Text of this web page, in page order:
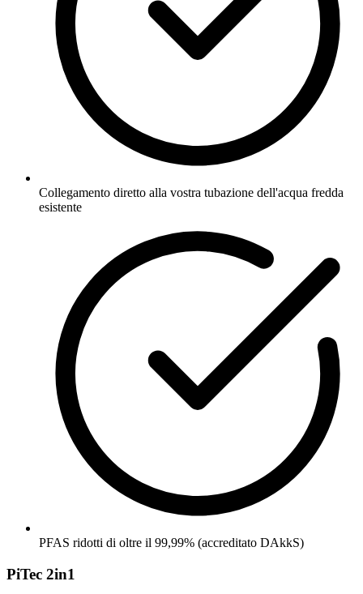
Collegamento diretto alla vostra tubazione dell'acqua fredda
esistente
PFAS ridotti di oltre il 99,99% (accreditato DAkkS)
PiTec 2in1